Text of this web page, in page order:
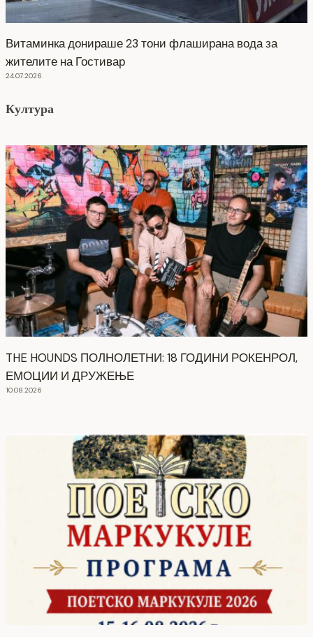
Витаминка донираше 23 тони флаширана вода за
жителите на Гостивар
24.07.2026
Култура
THE HOUNDS ПОЛНОЛЕТНИ: 18 ГОДИНИ РОКЕНРОЛ,
ЕМОЦИИ И ДРУЖЕЊЕ
10.08.2026